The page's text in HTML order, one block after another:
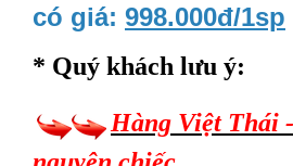
có giá: 998.000đ/1sp
* Quý khách lưu ý:
Hàng Việt Thái